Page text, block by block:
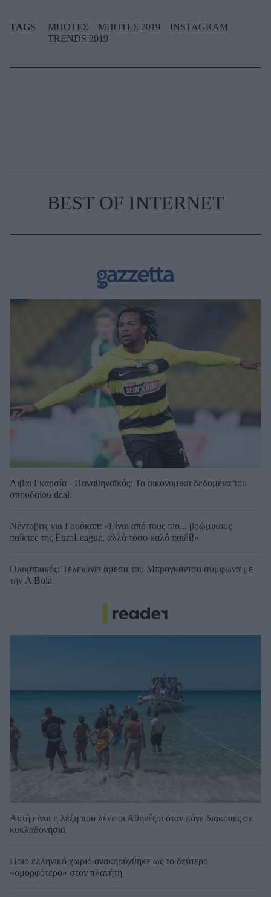
TAGS ΜΠΟΤΕΣ ΜΠΟΤΕΣ 2019
INSTAGRAM
TRENDS 2019
BEST OF INTERNET
Λιβάι Γκαρσία - Παναθηναϊκός: Τα οικονομικά δεδομένα του
σπουδαίου deal
Νέντοβιτς για Γουόκαπ: «Είναι από τους πιο... βρώμικους
παίκτες της EuroLeague, αλλά τόσο καλό παιδί!»
Ολυμπιακός: Τελειώνει άμεσα του Μπραγκάντσα σύμφωνα με
την A Bola
Αυτή είναι η λέξη που λένε οι Αθηνέζοι όταν πάνε διακοπές σε
κυκλαδονήσια
Ποιο ελληνικό χωριό ανακηρύχθηκε ως το δεύτερο
«ομορφότερο» στον πλανήτη